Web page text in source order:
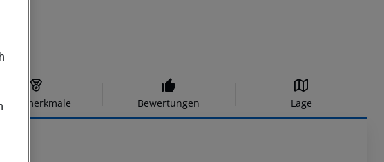
Hotelmerkmale Bewertungen Lage